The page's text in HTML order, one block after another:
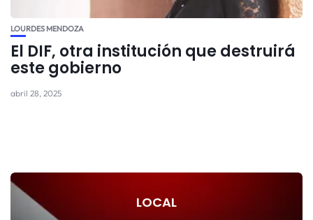
LOURDES MENDOZA
El DIF, otra institución que destruirá
este gobierno
abril 28, 2025
LOCAL